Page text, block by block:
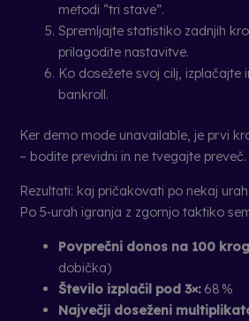
metodi “tri stave”.
Spremljajte statistiko zadnjih
prilagodite nastavitve.
Ko dosežete svoj cilj, izplačajte
bankroll.
Ker demo mode unavailable, je prvi
– bodite previdni in ne tvegajte preveč.
Rezultati: kaj pričakovati po nekaj
Po 5‑urah igranja z zgornjo taktiko
Povprečni donos na 100
dobička)
Število izplačil pod 3×:68 %
Največji doseženi